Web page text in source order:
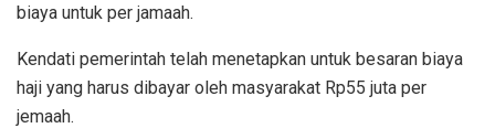
biaya untuk per jamaah.
Kendati pemerintah telah menetapkan untuk besaran biaya
haji yang harus dibayar oleh masyarakat Rp55 juta per
jemaah.